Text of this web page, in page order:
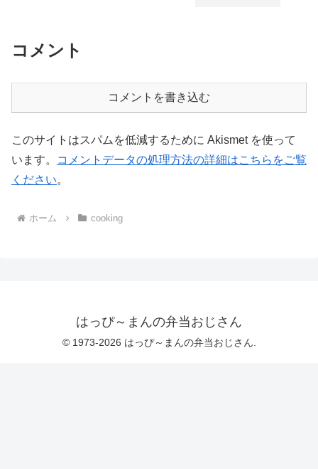
コメント
コメントを書き込む
このサイトはスパムを低減するために Akismet を使って
います。
コメントデータの処理方法の詳細はこちらをご覧
ください。
ホーム cooking
はっぴ～まんの弁当おじさん
© 1973-2026 はっぴ～まんの弁当おじさん.